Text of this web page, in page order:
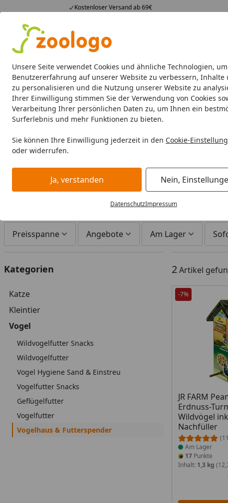
Unsere Seite verwendet Cookies und ähnliche Technologien,
Benutzererfahrung auf unserer Website zu verbessern, Inhalte
zu personalisieren und die Nutzung unserer Website zu
Ihrer Einwilligung stimmen Sie der Verwendung von Cookies
Verarbeitung Ihrer persönlichen Daten zu, um Ihnen ein
Surferlebnis und mehr Funktionen zu bieten.
Sie können Ihre Einwilligung jederzeit in den Cookie-
oder widerrufen.
Ja, verstanden Nein,
DatenschutzImpressum
Kostenloser Versand ab 69€
4,74
23.587 Bewertungen
Alle Produkte
Alle Produkte Angebote Neuheiten Sommerhits
JR FARM Katze Kleintier Vogel
Startseite
JR FARM Vogel Vogelhaus & Futterspender
JR FARM Vogelhaus &
JR FARM Vogelhaus & Futterspender bei Zoologo und
Zubehör für unterschiedliche Bedürfnisse.
Ihre Artikelübersicht
Preisspanne Angebote Am Lager
Kategorien
Katze
Kleintier
Vogel
Wildvogelfutter Snacks
Wildvogelfutter
Vogel Hygiene Sand & Einstreu
Vogelfutter Snacks
Geflügelfutter
Vogelfutter
Vogelhaus & Futterspender
2Artikel
-7%
JR FARM
Erdnuss-
Wildvögel
Nachfüller
Produkt am
Am Lager
17 Punkte
Inhalt: 1,3 kg